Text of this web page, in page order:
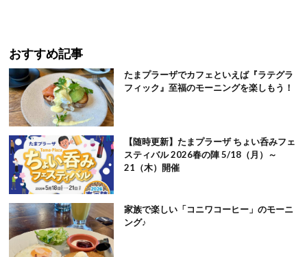
おすすめ記事
たまプラーザでカフェといえば『ラテグラ
フィック』至福のモーニングを楽しもう！
【随時更新】たまプラーザ ちょい呑みフェ
スティバル 2026春の陣 5/18（月）～
21（木）開催
家族で楽しい「コニワコーヒー」のモーニ
ング♪